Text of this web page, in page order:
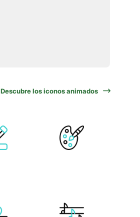
Descubre los iconos animados